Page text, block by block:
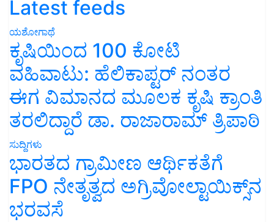
Latest feeds
ಯಶೋಗಾಥೆ
ಕೃಷಿಯಿಂದ 100 ಕೋಟಿ
ವಹಿವಾಟು: ಹೆಲಿಕಾಪ್ಟರ್ ನಂತರ
ಈಗ ವಿಮಾನದ ಮೂಲಕ ಕೃಷಿ ಕ್ರಾಂತಿ
ತರಲಿದ್ದಾರೆ ಡಾ. ರಾಜಾರಾಮ್ ತ್ರಿಪಾಠಿ
ಸುದ್ದಿಗಳು
ಭಾರತದ ಗ್ರಾಮೀಣ ಆರ್ಥಿಕತೆಗೆ
FPO ನೇತೃತ್ವದ ಅಗ್ರಿವೋಲ್ಟಾಯಿಕ್ಸ್‌ನ
ಭರವಸೆ